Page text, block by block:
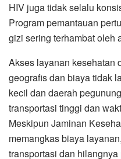
HIV juga tidak selalu
Program pemantauan
gizi sering terhambat oleh
Akses layanan kesehatan
geografis dan biaya tidak
kecil dan daerah
transportasi tinggi dan
Meskipun Jaminan
memangkas biaya
transportasi dan